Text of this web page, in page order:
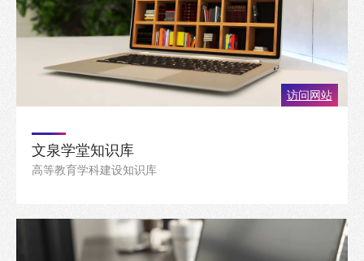
访问网站
文泉学堂知识库
高等教育学科建设知识库